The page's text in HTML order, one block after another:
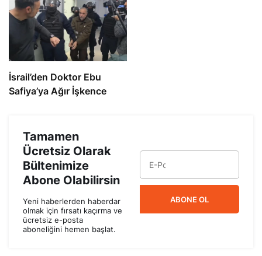
İsrail’den Doktor Ebu
Safiya’ya Ağır İşkence
Tamamen
Ücretsiz Olarak
Bültenimize
Abone Olabilirsin
Yeni haberlerden haberdar
olmak için fırsatı kaçırma ve
ücretsiz e-posta
aboneliğini hemen başlat.
ABONE OL